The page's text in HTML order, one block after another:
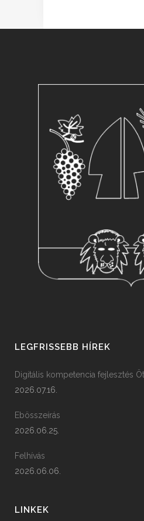
LEGFRISSEBB HÍREK
Digitális kompetencia fejlesztés
2026.07.16.
Ebösszeírás
2026.06.25.
Felhívás
2026.06.06.
LINKEK